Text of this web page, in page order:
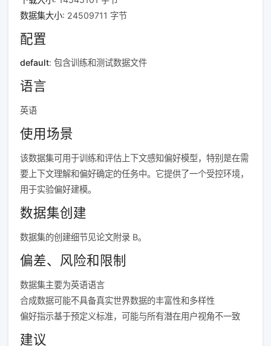
数据集大小: 24509711 字节
配置
default: 包含训练和测试数据文件
语言
英语
使用场景
该数据集可用于训练和评估上下文感知偏好模型，特别是在需
要上下文理解和偏好确定的任务中。它提供了一个受控环境，
用于实验偏好建模。
数据集创建
数据集的创建细节见论文附录 B。
偏差、风险和限制
数据集主要为英语语言
合成数据可能不具备真实世界数据的丰富性和多样性
偏好指示基于预定义标准，可能与所有潜在用户视角不一致
建议